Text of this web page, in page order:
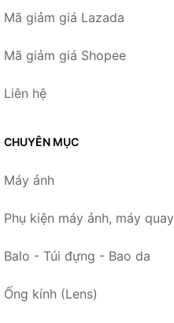
Mã giảm giá Lazada
Mã giảm giá Shopee
Liên hệ
CHUYÊN MỤC
Máy ảnh
Phụ kiện máy ảnh, máy quay
Balo - Túi đựng - Bao da
Ống kính (Lens)